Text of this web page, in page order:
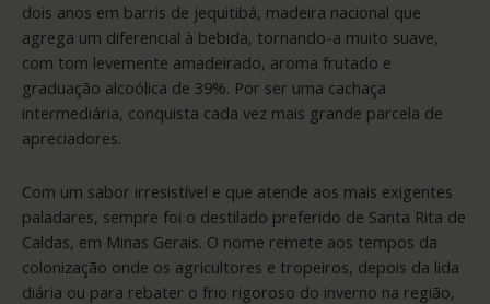
dois anos em barris de jequitibá, madeira nacional que
agrega um diferencial à bebida, tornando-a muito suave,
com tom levemente amadeirado, aroma frutado e
graduação alcoólica de 39%. Por ser uma cachaça
intermediária, conquista cada vez mais grande parcela de
apreciadores.
Com um sabor irresistível e que atende aos mais exigentes
paladares, sempre foi o destilado preferido de Santa Rita de
Caldas, em Minas Gerais. O nome remete aos tempos da
colonização onde os agricultores e tropeiros, depois da lida
diária ou para rebater o frio rigoroso do inverno na região,